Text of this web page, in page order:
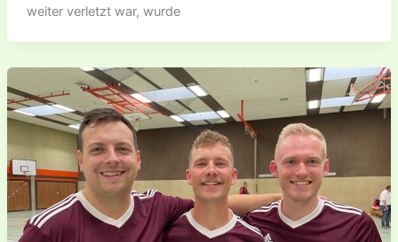
weiter verletzt war, wurde